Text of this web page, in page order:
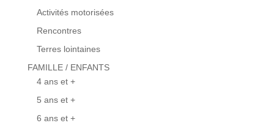
Activités motorisées
Rencontres
Terres lointaines
FAMILLE / ENFANTS
4 ans et +
5 ans et +
6 ans et +